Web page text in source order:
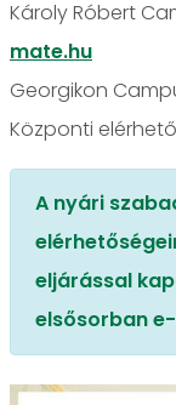
Károly Róbert
mate.hu
Georgikon
Központi
A nyári
eljárással
elsősorban